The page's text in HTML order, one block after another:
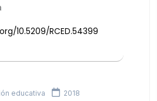
10.5209/RCED.54399
educativa 2018